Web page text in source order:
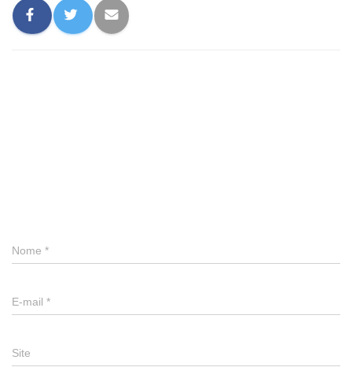
Nome *
E-mail *
Site